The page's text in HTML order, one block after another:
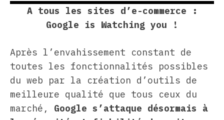
A tous les sites d’e-commerce :
Google is Watching you !
Après l’envahissement constant de
toutes les fonctionnalités possibles
du web par la création d’outils de
meilleure qualité que tous ceux du
marché,
Google s’attaque désormais à